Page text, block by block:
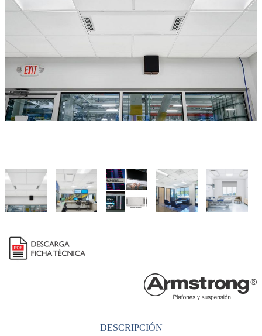
DESCRIPCIÓN